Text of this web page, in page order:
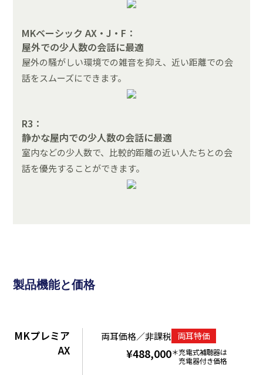
MKベーシック AX・J・F：
屋外での少人数の会話に最適
屋外の騒がしい環境での雑音を抑え、近い距離での会
話をスムーズにできます。
R3：
静かな屋内での少人数の会話に最適
室内などの少人数で、比較的距離の近い人たちとの会
話を優先することができます。
製品機能と価格
MKプレミア
AX
両耳価格／非課税 両耳特価
¥488,000
充電式補聴器は
充電器付き価格